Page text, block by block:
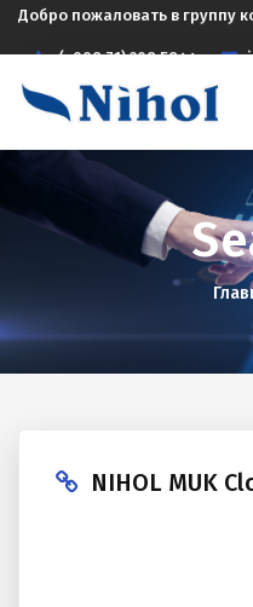
Добро пожаловать в группу
(+998 71) 208 5844
NIHOL MUK